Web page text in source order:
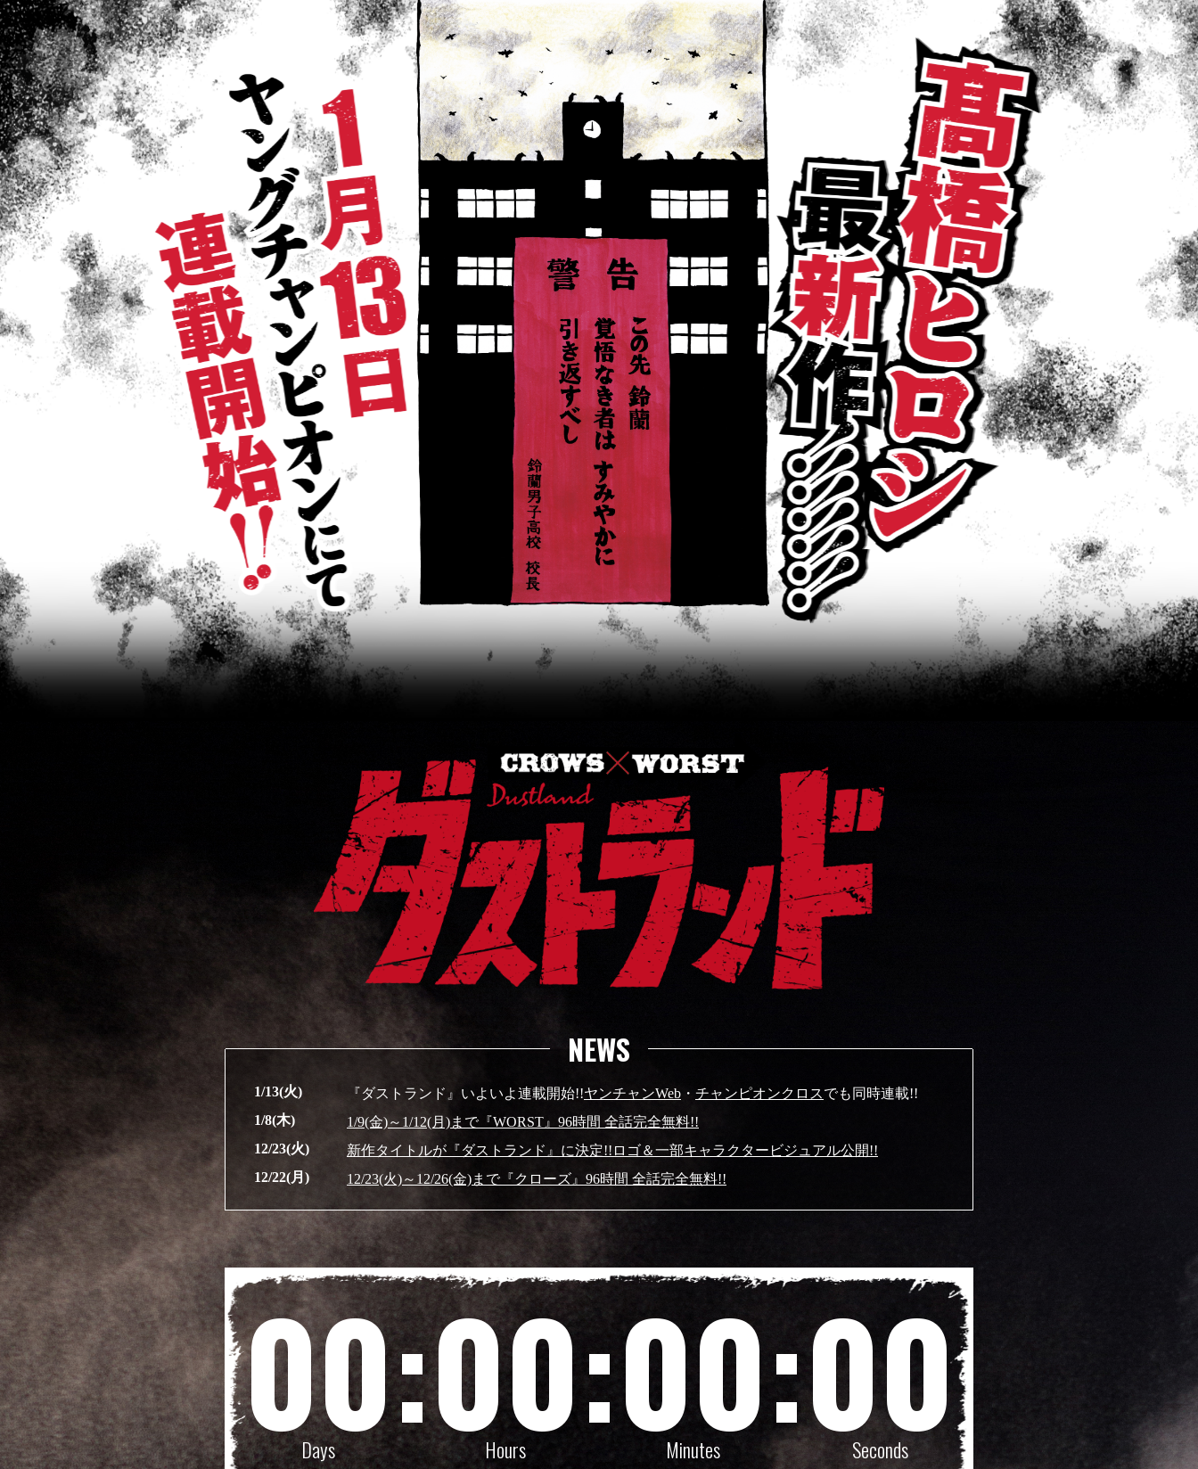
NEWS
1/13(火) 『ダストランド』いよいよ連載開始!!ヤンチャンWeb ・ チャンピオンクロスでも同時連載!!
1/8(木)
1/9(金)～1/12(月)まで『WORST』96時間 全話完全無料!!
12/23(火)
新作タイトルが『ダストランド』に決定!!ロゴ＆一部キャラクタービジュアル公開!!
12/22(月)
12/23(火)～12/26(金)まで『クローズ』96時間 全話完全無料!!
00
Days :00
Hours :00
Minutes :00
Seconds